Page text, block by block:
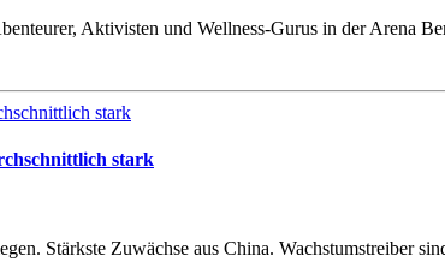
Aktivisten und Wellness-Gurus in der Arena
stark
Stärkste Zuwächse aus China. Wachstumstreiber